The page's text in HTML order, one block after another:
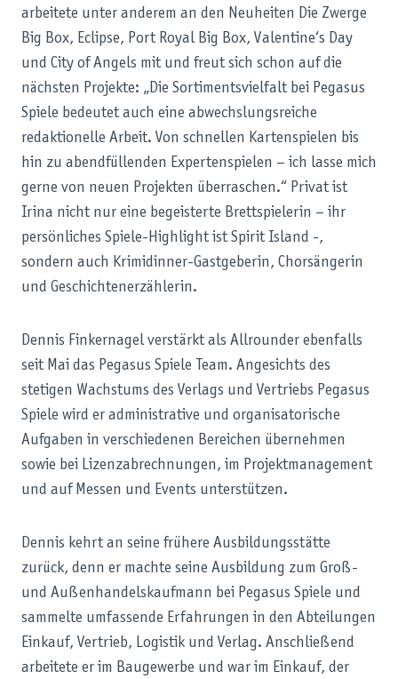
arbeitete unter anderem an den Neuheiten Die Zwerge
Big Box, Eclipse, Port Royal Big Box, Valentine‘s Day
und City of Angels mit und freut sich schon auf die
nächsten Projekte: „Die Sortimentsvielfalt bei Pegasus
Spiele bedeutet auch eine abwechslungsreiche
redaktionelle Arbeit. Von schnellen Kartenspielen bis
hin zu abendfüllenden Expertenspielen – ich lasse mich
gerne von neuen Projekten überraschen.“ Privat ist
Irina nicht nur eine begeisterte Brettspielerin – ihr
persönliches Spiele-Highlight ist Spirit Island -,
sondern auch Krimidinner-Gastgeberin, Chorsängerin
und Geschichtenerzählerin.
Dennis Finkernagel verstärkt als Allrounder ebenfalls
seit Mai das Pegasus Spiele Team. Angesichts des
stetigen Wachstums des Verlags und Vertriebs Pegasus
Spiele wird er administrative und organisatorische
Aufgaben in verschiedenen Bereichen übernehmen
sowie bei Lizenzabrechnungen, im Projektmanagement
und auf Messen und Events unterstützen.
Dennis kehrt an seine frühere Ausbildungsstätte
zurück, denn er machte seine Ausbildung zum Groß-
und Außenhandelskaufmann bei Pegasus Spiele und
sammelte umfassende Erfahrungen in den Abteilungen
Einkauf, Vertrieb, Logistik und Verlag. Anschließend
arbeitete er im Baugewerbe und war im Einkauf, der